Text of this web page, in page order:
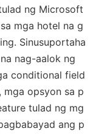
ng Microsoft
mga hotel na g
Sinusuportaha
nag-aalok ng
conditional field
mga opsyon sa p
tulad ng mg
ang p